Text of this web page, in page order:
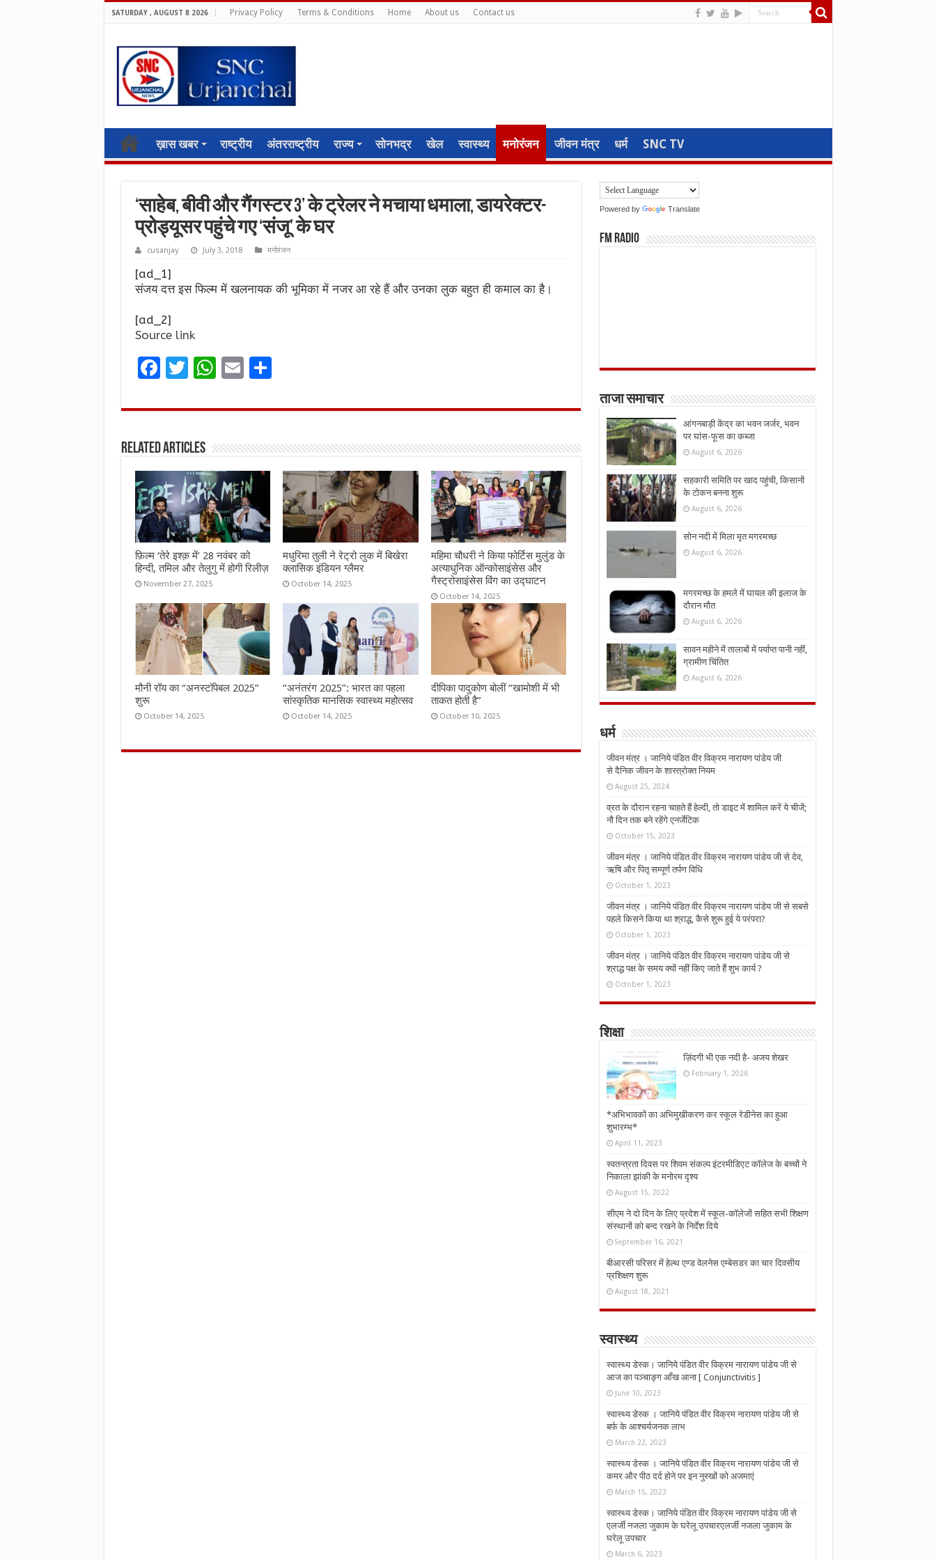
SATURDAY , AUGUST 8 2026 Privacy Policy Terms & Conditions Home About us Contact us
ख़ास खबर राष्ट्रीय अंतरराष्ट्रीय राज्य सोनभद्र खेल स्वास्थ्य मनोरंजन जीवन मंत्र धर्म SNC TV
‘साहेब, बीवी और गैंगस्टर 3’ के ट्रेलर ने मचाया धमाला, डायरेक्टर-
प्रोड्यूसर पहुंचे गए ‘संजू’ के घर
cusanjay July 3, 2018 मनोरंजन
[ad_1]
संजय दत्त इस फिल्म में खलनायक की भूमिका में नजर आ रहे हैं और उनका लुक बहुत ही कमाल का है।
[ad_2]
Source link
F
ce
o
o
k
T
it
r
W
at
A
p
p
E
ai
S
ar
Related Articles
फ़िल्म ‘तेरे इश्क़ में’ 28 नवंबर को
हिन्दी, तमिल और तेलुगु में होगी रिलीज़
November 27, 2025
मधुरिमा तुली ने रेट्रो लुक में बिखेरा
क्लासिक इंडियन ग्लैमर
October 14, 2025
महिमा चौधरी ने किया फोर्टिस मुलुंड के
अत्याधुनिक ऑन्कोसाइंसेस और
गैस्ट्रोसाइंसेस विंग का उद्घाटन
October 14, 2025
मौनी रॉय का “अनस्टॉपेबल 2025”
शुरू
October 14, 2025
“अनंतरंग 2025”: भारत का पहला
सांस्कृतिक मानसिक स्वास्थ्य महोत्सव
October 14, 2025
दीपिका पादुकोण बोलीं “खामोशी में भी
ताकत होती है”
October 10, 2025
Powered by Translate
FM Radio
ताजा समाचार
आंगनबाड़ी केंद्र का भवन जर्जर, भवन
पर घांस-फूस का कब्जा
August 6, 2026
सहकारी समिति पर खाद पहुंची, किसानों
के टोकन बनना शुरू
August 6, 2026
सोन नदी में मिला मृत मगरमच्छ
August 6, 2026
मगरमच्छ के हमले में घायल की इलाज के
दौरान मौत
August 6, 2026
सावन महीने में तालाबों में पर्याप्त पानी नहीं,
ग्रामीण चिंतित
August 6, 2026
धर्म
जीवन मंत्र । जानिये पंडित वीर विक्रम नारायण पांडेय जी
से दैनिक जीवन के शास्त्रोक्त नियम
August 25, 2024
व्रत के दौरान रहना चाहते हैं हेल्दी, तो डाइट में शामिल करें ये चीजें;
नौ दिन तक बने रहेंगे एनर्जेटिक
October 15, 2023
जीवन मंत्र । जानिये पंडित वीर विक्रम नारायण पांडेय जी से देव,
ऋषि और पितृ सम्पूर्ण तर्पण विधि
October 1, 2023
जीवन मंत्र । जानिये पंडित वीर विक्रम नारायण पांडेय जी से सबसे
पहले किसने किया था श्राद्ध, कैसे शुरू हुई ये परंपरा?
October 1, 2023
जीवन मंत्र । जानिये पंडित वीर विक्रम नारायण पांडेय जी से
श्राद्ध पक्ष के समय क्यों नहीं किए जाते हैं शुभ कार्य ?
October 1, 2023
शिक्षा
ज़िंदगी भी एक नदी है- अजय शेखर
February 1, 2026
*अभिभावकों का अभिमुखीकरण कर स्कूल रेडीनेस का हुआ
शुभारम्भ*
April 11, 2023
स्वतन्त्रता दिवस पर शिवम संकल्प इंटरमीडिएट कॉलेज के बच्चों ने
निकाला झांकी के मनोरम दृश्य
August 15, 2022
सीएम ने दो दिन के लिए प्रदेश में स्कूल-कॉलेजों सहित सभी शिक्षण
संस्थानों को बन्द रखने के निर्देश दिये
September 16, 2021
बीआरसी परिसर में हेल्थ एण्ड वेलनेस एम्बेसडर का चार दिवसीय
प्रशिक्षण शुरू
August 18, 2021
स्वास्थ्य
स्वास्थ्य डेस्क। जानिये पंडित वीर विक्रम नारायण पांडेय जी से
आज का पञ्चाङ्ग आँख आना [ Conjunctivitis ]
June 10, 2023
स्वास्थ्य डेस्क । जानिये पंडित वीर विक्रम नारायण पांडेय जी से
बर्फ के आश्चर्यजनक लाभ
March 22, 2023
स्वास्थ्य डेस्क । जानिये पंडित वीर विक्रम नारायण पांडेय जी से
कमर और पीठ दर्द होने पर इन नुस्‍खों को अजमाएं
March 15, 2023
स्वास्थ्य डेस्क। जानिये पंडित वीर विक्रम नारायण पांडेय जी से
एलर्जी नजला जुकाम के घरेलू उपचारएलर्जी नजला जुकाम के
घरेलू उपचार
March 6, 2023